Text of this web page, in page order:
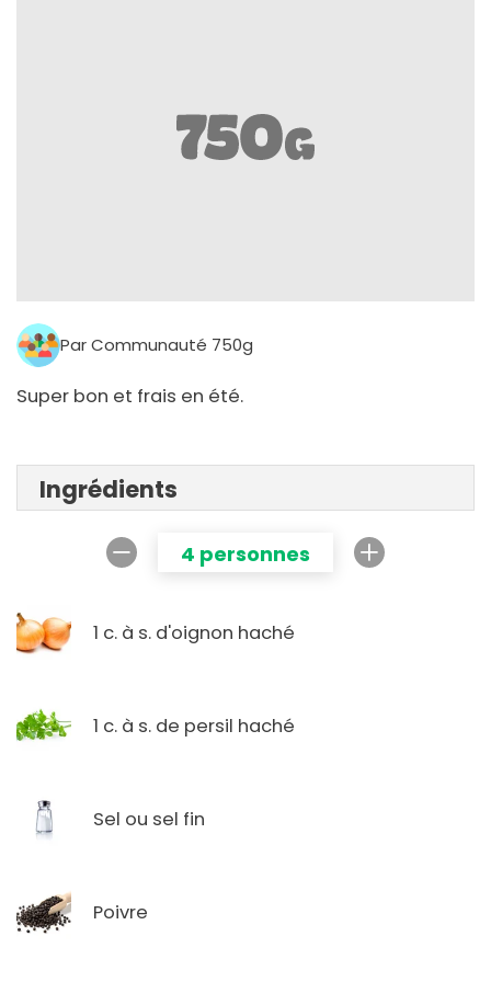
Par Communauté 750g
Super bon et frais en été.
Ingrédients
4 personnes
1 c. à s. d'oignon haché
1 c. à s. de persil haché
Sel ou sel fin
Poivre